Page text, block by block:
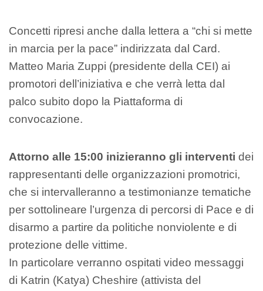
Concetti ripresi anche dalla lettera a “chi si mette
in marcia per la pace” indirizzata dal Card.
Matteo Maria Zuppi (presidente della CEI) ai
promotori dell’iniziativa e che verrà letta dal
palco subito dopo la Piattaforma di
convocazione.
Attorno alle 15:00 inizieranno gli interventi dei
rappresentanti delle organizzazioni promotrici,
che si intervalleranno a testimonianze tematiche
per sottolineare l’urgenza di percorsi di Pace e di
disarmo a partire da politiche nonviolente e di
protezione delle vittime.
In particolare verranno ospitati video messaggi
di Katrin (Katya) Cheshire (attivista del